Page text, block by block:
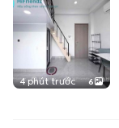
4 phút trước 6